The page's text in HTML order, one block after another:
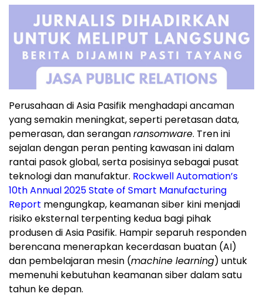
Perusahaan di Asia Pasifik menghadapi ancaman
yang semakin meningkat, seperti peretasan data,
pemerasan, dan seranganransomware. Tren ini
sejalan dengan peran penting kawasan ini dalam
rantai pasok global, serta posisinya sebagai pusat
teknologi dan manufaktur. Rockwell Automation’s
10thAnnual 2025 State of Smart Manufacturing
Report mengungkap, keamanan siber kini menjadi
risiko eksternal terpenting kedua bagi pihak
produsen di Asia Pasifik. Hampir separuh responden
berencana menerapkan kecerdasan buatan (AI)
dan pembelajaran mesin (machine learning) untuk
memenuhi kebutuhan keamanan siber dalam satu
tahun ke depan.